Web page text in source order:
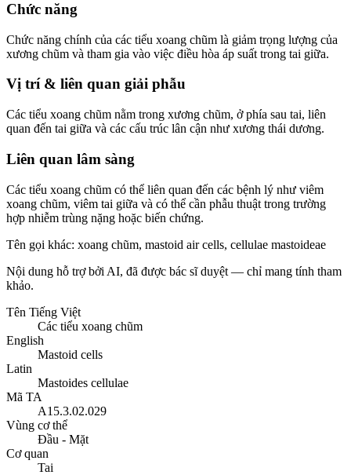
Chức năng
Chức năng chính của các tiểu xoang chũm là giảm trọng lượng của
xương chũm và tham gia vào việc điều hòa áp suất trong tai giữa.
Vị trí & liên quan giải phẫu
Các tiểu xoang chũm nằm trong xương chũm, ở phía sau tai, liên
quan đến tai giữa và các cấu trúc lân cận như xương thái dương.
Liên quan lâm sàng
Các tiểu xoang chũm có thể liên quan đến các bệnh lý như viêm
xoang chũm, viêm tai giữa và có thể cần phẫu thuật trong trường
hợp nhiễm trùng nặng hoặc biến chứng.
Tên gọi khác: xoang chũm, mastoid air cells, cellulae mastoideae
Nội dung hỗ trợ bởi AI, đã được bác sĩ duyệt — chỉ mang tính tham
khảo.
Tên Tiếng Việt
Các tiểu xoang chũm
English
Mastoid cells
Latin
Mastoides cellulae
Mã TA
A15.3.02.029
Vùng cơ thể
Đầu - Mặt
Cơ quan
Tai